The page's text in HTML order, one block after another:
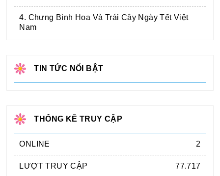
4. Chưng Bình Hoa Và Trái Cây Ngày Tết Việt
Nam
TIN TỨC NỔI BẬT
THỐNG KÊ TRUY CẬP
ONLINE 2
LƯỢT TRUY CẬP 77.717